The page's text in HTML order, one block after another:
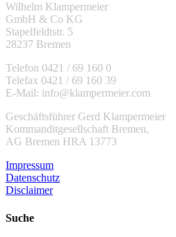
Wilhelm Klampermeier
GmbH & Co KG
Stapelfeldtstr. 5
28237 Bremen
Telefon 0421 / 69 160 0
Telefax 0421 / 69 160 39
E-Mail: info@klampermeier.com
Geschäftsführer Gerd Klampermeier
Kommanditgesellschaft Bremen,
AG Bremen HRA 13773
Impressum
Datenschutz
Disclaimer
Suche